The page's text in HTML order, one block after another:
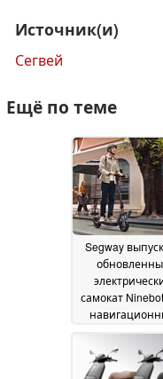
Источник(и)
Сегвей
Ещё по теме
Segway
самокат
дисплеем
шинами
16 April